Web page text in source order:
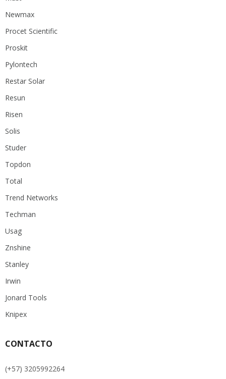
Newmax
Procet Scientific
Proskit
Pylontech
Restar Solar
Resun
Risen
Solis
Studer
Topdon
Total
Trend Networks
Techman
Usag
Znshine
Stanley
Irwin
Jonard Tools
Knipex
CONTACTO
(+57) 3205992264